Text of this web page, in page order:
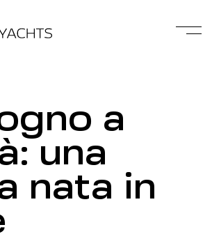
a
una
nata in